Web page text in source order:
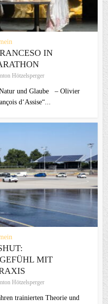
IN
Hötzelsperger
und Glaube – Olivier
d‘Assise“...
MIT
Hötzelsperger
trainierten Theorie und